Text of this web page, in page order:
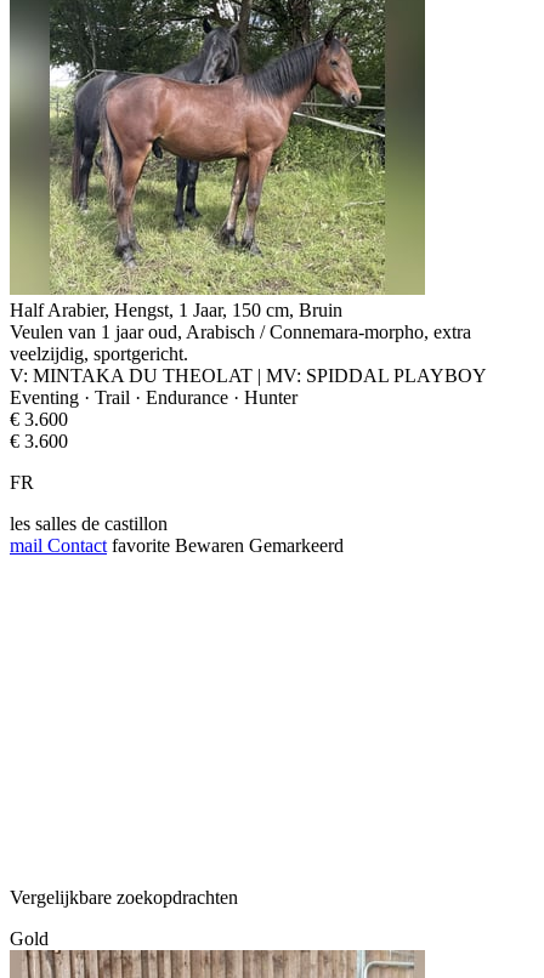
Half Arabier, Hengst, 1 Jaar, 150 cm, Bruin
Veulen van 1 jaar oud, Arabisch / Connemara-morpho, extra
veelzijdig, sportgericht.
V: MINTAKA DU THEOLAT | MV: SPIDDAL PLAYBOY
Eventing · Trail · Endurance · Hunter
€ 3.600
€ 3.600
FR
les salles de castillon
mail Contact favorite Bewaren Gemarkeerd
Vergelijkbare zoekopdrachten
Gold